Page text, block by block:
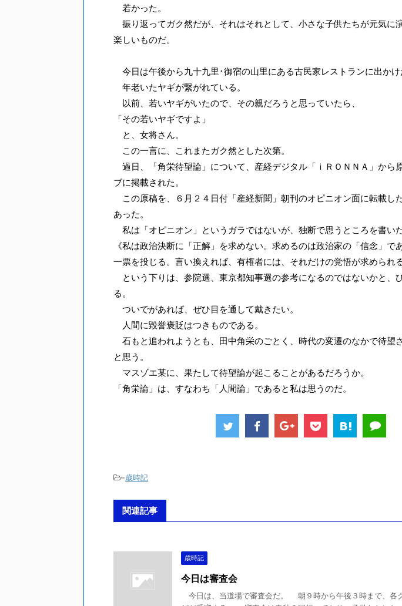
若かった。
振り返ってガク然だが、それはそれとして、小さな子供たちが元気に
楽しいものだ。
今日は午後から九十九里･御宿の山里にある古民家レストランに出かけ
年老いたヤギが繋がれている。
以前、若いヤギがいたので、その親だろうと思っていたら、
「その若いヤギですよ」
と、女将さん。
この一言に、これまたガク然とした次第。
過日、「角栄待望論」について、産経デジタル「ｉＲＯＮＮＡ」から
ブに掲載された。
この原稿を、６月２４日付「産経新聞」朝刊のオピニオン面に転載し
あった。
私は「オピニオン」というガラではないが、独断で思うところを書いた
《私は政治決断に「正解」を求めない。求めるのは政治家の「信念」で
一票を投じる。言い換えれば、有権者には、それだけの覚悟が求められ
という下りは、参院選、東京都知事選の参考になるのではないかと、
る。
ついでがあれば、ぜひ目を通して戴きたい。
人間に毀誉褒貶はつきものである。
石もと追われようとも、田中角栄のごとく、時代の変遷のなかで待望
と思う。
マスゾエ某に、果たして待望論が起こることがあるだろうか。
「角栄論」は、すなわち「人間論」であると私は思うのだ。
-歳時記
関連記事
歳時記
今日は審査会
今日は、当道場で審査会だ。 朝９時から午後３時まで、各